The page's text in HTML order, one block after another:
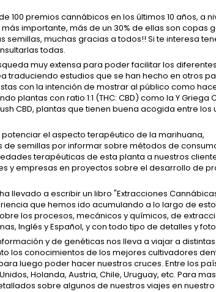
100 premios cannábicos en los últimos 10 años, a
importante, más de un 30% de ellas son copas
muchas gracias a todos!! Si te interesa
todas.
muy extensa para poder facilitar los
traduciendo estudios que se han hecho en otros
con la intención de mostrar al público como
plantas con ratio 1:1 (THC: CBD) como la Y Griega
CBD, plantas que tienen buena acogida entre los
el aspecto terapéutico de la marihuana,
semillas por informar sobre métodos de
terapéuticas de esta planta a nuestros
y empresas en proyectos sobre el desarrollo de
llevado a escribir un libro "Extracciones
que hemos ido acumulando a lo largo de
los procesos, mecánicos y químicos, de
Inglés y Español, y con todo tipo de detalles y
y de genéticas nos lleva a viajar a
los conocimientos de los mejores cultivadores
luego poder hacer nuestros cruces. Entre los
Holanda, Austria, Chile, Uruguay, etc. Para
sobre algunos de nuestros viajes en